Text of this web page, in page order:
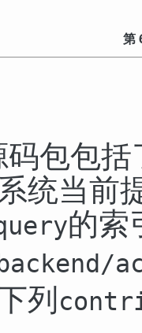
第
码包包
统当前
的索
列